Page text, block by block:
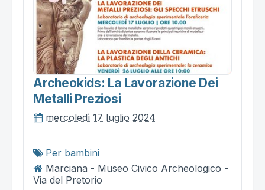
Archeokids: La Lavorazione Dei
Metalli Preziosi
mercoledì 17 luglio 2024
Per bambini
Marciana - Museo Civico Archeologico -
Via del Pretorio